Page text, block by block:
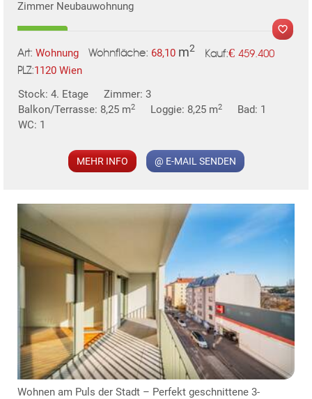
Zimmer Neubauwohnung
Art: Wohnung Wohnfläche: 68,10 m2 Kauf:€ 459.400
PLZ:1120 Wien
Stock: 4. Etage
Zimmer: 3
Balkon/Terrasse: 8,25 m2 Loggie: 8,25 m2
Bad: 1
WC: 1
MEHR INFO @ E-MAIL SENDEN
Wohnen am Puls der Stadt – Perfekt geschnittene 3-